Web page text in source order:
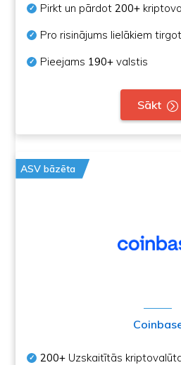
Pirkt un pārdot200+
Pro risinājums lielākiem
Pieejams 190+ valstis
Sākt
ASV bāzēta
200+ Uzskaitītās